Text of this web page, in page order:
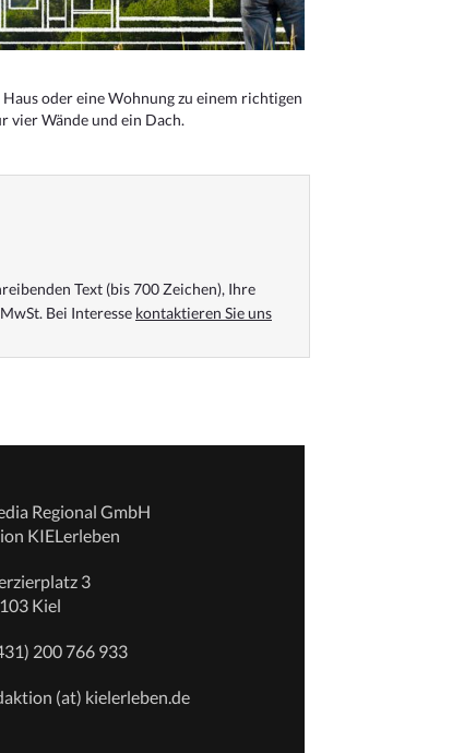
oder eine Wohnung zu einem richtigen
vier Wände und ein Dach.
Text (bis 700 Zeichen), Ihre
Bei Interesse kontaktieren Sie uns
Regional GmbH
KIELerleben
3
Kiel
200 766 933
(at) kielerleben.de